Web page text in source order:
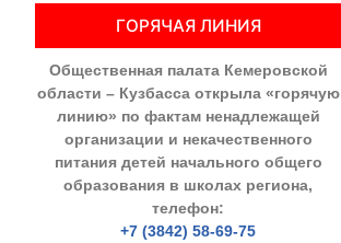
ГОРЯЧАЯ ЛИНИЯ
Общественная палата Кемеровской
области – Кузбасса открыла «горячую
линию» по фактам ненадлежащей
организации и некачественного
питания детей начального общего
образования в школах региона,
телефон:
+7 (3842) 58-69-75